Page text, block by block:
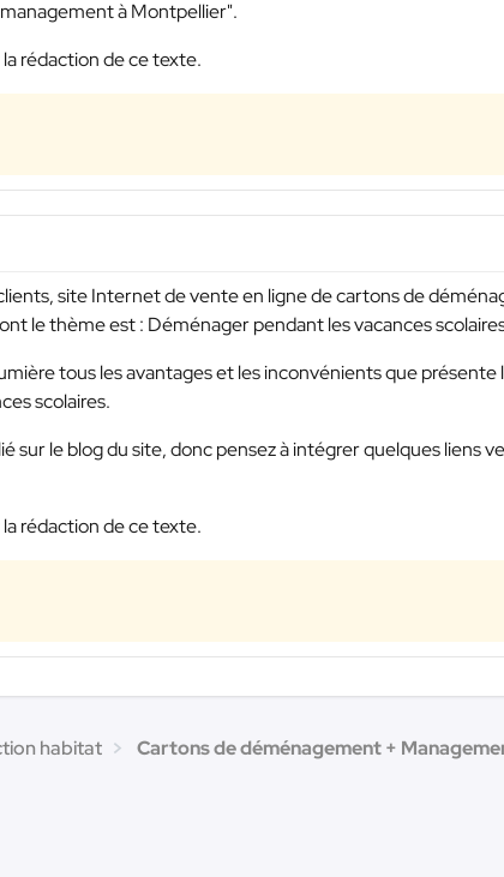
à Montpellier".
rédaction de ce texte.
site Internet de vente en ligne de cartons de
le thème est : Déménager pendant les vacances
tous les avantages et les inconvénients que
scolaires.
sur le blog du site, donc pensez à intégrer quelques liens
rédaction de ce texte.
habitat Cartons de déménagement +